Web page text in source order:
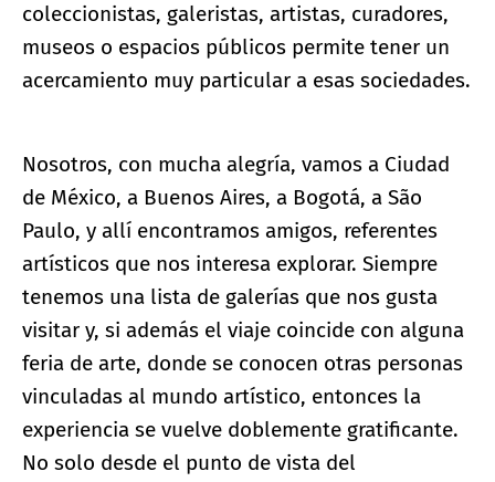
coleccionistas, galeristas, artistas, curadores,
museos o espacios públicos permite tener un
acercamiento muy particular a esas sociedades.
Nosotros, con mucha alegría, vamos a Ciudad
de México, a Buenos Aires, a Bogotá, a São
Paulo, y allí encontramos amigos, referentes
artísticos que nos interesa explorar. Siempre
tenemos una lista de galerías que nos gusta
visitar y, si además el viaje coincide con alguna
feria de arte, donde se conocen otras personas
vinculadas al mundo artístico, entonces la
experiencia se vuelve doblemente gratificante.
No solo desde el punto de vista del